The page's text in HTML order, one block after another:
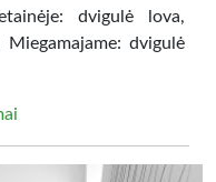
dvigulė lova,
dvigulė